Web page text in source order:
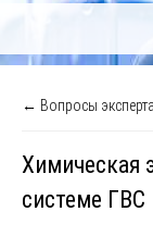
← Вопросы
Химическая
системе ГВС